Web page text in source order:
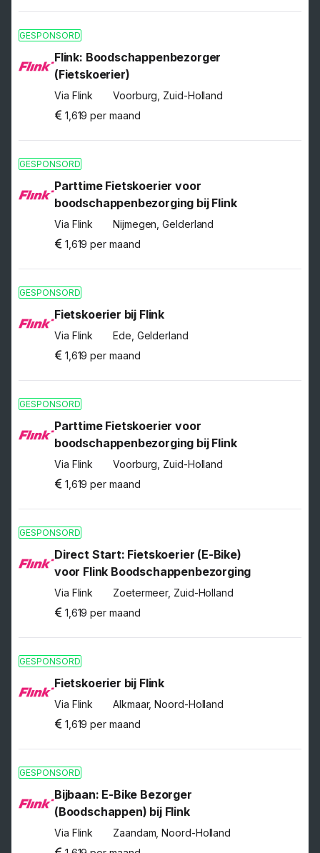
GESPONSORD
Flink: Boodschappenbezorger
(Fietskoerier)
Via Flink
Voorburg, Zuid-Holland
1,619 per maand
GESPONSORD
Parttime Fietskoerier voor
boodschappenbezorging bij Flink
Via Flink
Nijmegen, Gelderland
1,619 per maand
GESPONSORD
Fietskoerier bij Flink
Via Flink
Ede, Gelderland
1,619 per maand
GESPONSORD
Parttime Fietskoerier voor
boodschappenbezorging bij Flink
Via Flink
Voorburg, Zuid-Holland
1,619 per maand
GESPONSORD
Direct Start: Fietskoerier (E-Bike)
voor Flink Boodschappenbezorging
Via Flink
Zoetermeer, Zuid-Holland
1,619 per maand
GESPONSORD
Fietskoerier bij Flink
Via Flink
Alkmaar, Noord-Holland
1,619 per maand
GESPONSORD
Bijbaan: E-Bike Bezorger
(Boodschappen) bij Flink
Via Flink
Zaandam, Noord-Holland